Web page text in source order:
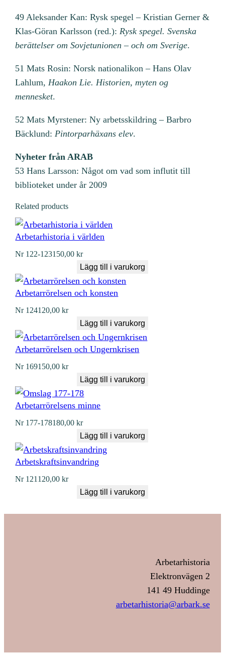
49 Aleksander Kan: Rysk spegel – Kristian Gerner &
Klas-Göran Karlsson (red.):Rysk spegel. Svenska
berättelser om Sovjetunionen – och om Sverige.
51 Mats Rosin: Norsk nationalikon – Hans Olav
Lahlum,Haakon Lie. Historien, myten og
mennesket.
52 Mats Myrstener: Ny arbetsskildring – Barbro
Bäcklund:Pintorparhäxans elev.
Nyheter från ARAB
53 Hans Larsson: Något om vad som influtit till
biblioteket under år 2009
Related products
Arbetarhistoria i världen
Nr 122-123150,00kr
Lägg till i varukorg
Arbetarrörelsen och konsten
Nr 124120,00kr
Lägg till i varukorg
Arbetarrörelsen och Ungernkrisen
Nr 169150,00kr
Lägg till i varukorg
Arbetarrörelsens minne
Nr 177-178180,00kr
Lägg till i varukorg
Arbetskraftsinvandring
Nr 121 120,00kr
Lägg till i varukorg
Arbetarhistoria
Elektronvägen 2
141 49 Huddinge
arbetarhistoria@arbark.se